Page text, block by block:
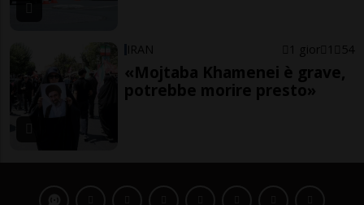
IRAN 1 gior 1 54
«Mojtaba Khamenei è grave,
potrebbe morire presto»